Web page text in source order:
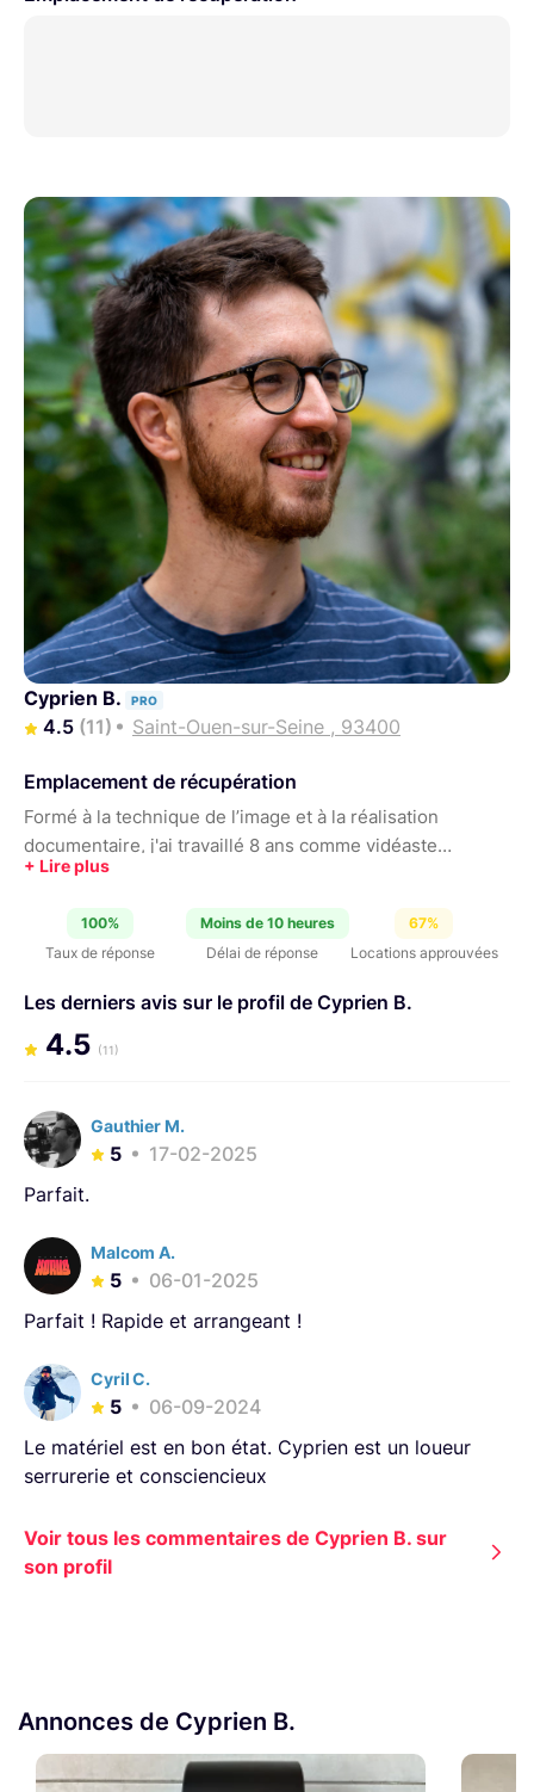
Cyprien B. PRO
4.5 (11) Saint-Ouen-sur-Seine , 93400
Emplacement de récupération
Formé à la technique de l’image et à la réalisation
documentaire, j'ai travaillé 8 ans comme vidéaste
indépendant et je suis à présent réalisateur et
est une agence de création audiovisuelle spécialisée
dans la communication digitale des entreprises.
100%
Taux de réponse
Moins de 10 heures
Délai de réponse
67%
Locations approuvées
Les derniers avis sur le profil de Cyprien B.
4.5 (11)
Gauthier M.
5
17-02-2025
Parfait.
Malcom A.
5
06-01-2025
Parfait ! Rapide et arrangeant !
Cyril C.
5
06-09-2024
Le matériel est en bon état. Cyprien est un loueur
serrurerie et consciencieux
Voir tous les commentaires de Cyprien B. sur
son profil
Annonces de Cyprien B.